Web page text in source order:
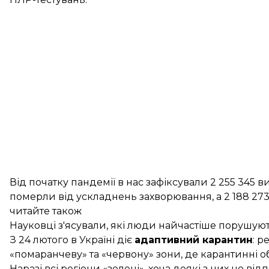
Від початку пандемії в нас зафіксували 2 255
померли від ускладнень захворювання, а 2 188
читайте також
Науковці з'ясували, які люди найчастіше
З 24 лютого в Україні діє адаптивний карантин:
«помаранчеву» та «червону» зони, де карантинні